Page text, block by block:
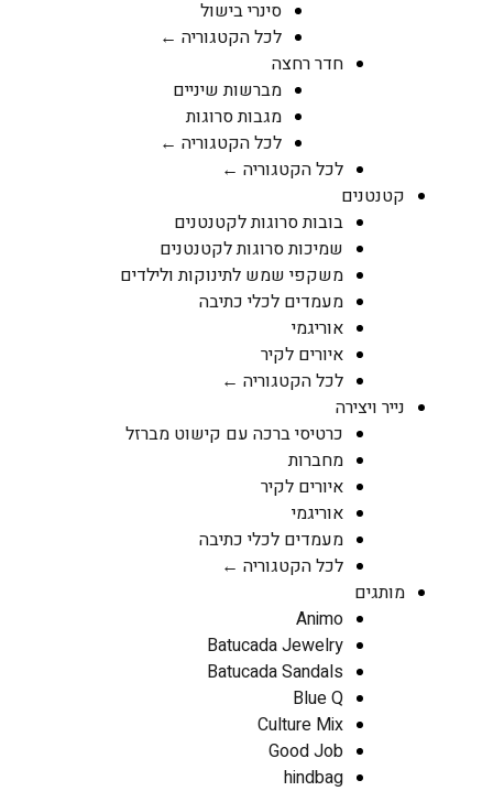
סינרי בישול
לכל הקטגוריה ←
חדר רחצה
מברשות שיניים
מגבות סרוגות
לכל הקטגוריה ←
לכל הקטגוריה ←
קטנטנים
בובות סרוגות לקטנטנים
שמיכות סרוגות לקטנטנים
משקפי שמש לתינוקות ולילדים
מעמדים לכלי כתיבה
אוריגמי
איורים לקיר
לכל הקטגוריה ←
נייר ויצירה
כרטיסי ברכה עם קישוט מברזל
מחברות
איורים לקיר
אוריגמי
מעמדים לכלי כתיבה
לכל הקטגוריה ←
מותגים
Animo
Batucada Jewelry
Batucada Sandals
Blue Q
Culture Mix
Good Job
hindbag